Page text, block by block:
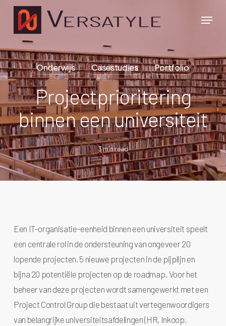
Overslaan
hoofdinhoud
Menu
Onderwijs Casestudies Portfolio
Projectprioritering
binnen een universiteit
3 min read
Een IT-organisatie-eenheid binnen een universiteit speelt
een centrale rol in de ondersteuning van ongeveer 20
lopende projecten, 5 nieuwe projecten in de pijplijn en
bijna 20 potentiële projecten op de roadmap. Voor het
beheer van deze projecten wordt samengewerkt met een
Project Control Group die bestaat uit vertegenwoordigers
van belangrijke universiteitsafdelingen (HR, Inkoop,